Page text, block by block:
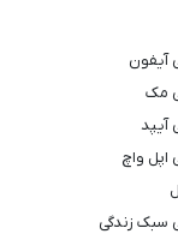
آیفون
مک
آیپد
اپل واچ
سبک زندگی